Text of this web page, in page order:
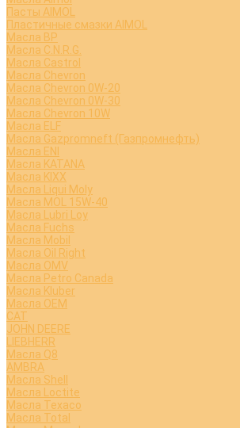
Пасты AIMOL
Пластичные смазки AIMOL
Масла BP
Масла C.N.R.G.
Масла Castrol
Масла Chevron
Масла Chevron 0W-20
Масла Chevron 0W-30
Масла Chevron 10W
Масла ELF
Масла Gazpromneft (Газпромнефть)
Масла ENI
Масла KATANA
Масла KIXX
Масла Liqui Moly
Масла MOL 15W-40
Масла Lubri Loy
Масла Fuchs
Масла Mobil
Масла Oil Right
Масла OMV
Масла Petro Canada
Масла Kluber
Масла OEM
CAT
JOHN DEERE
LIEBHERR
Масла Q8
AMBRA
Масла Shell
Масла Loctite
Масла Texaco
Масла Total